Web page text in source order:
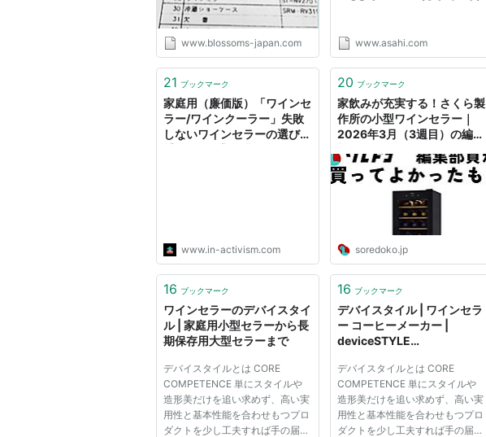
www.blossoms-japan.com www.asahi.com
21 ブックマーク
家庭用（廉価版）「ワインセ
ラー/ワインクーラー」失敗
しないワインセラーの選び方
www.in-activism.com
20 ブックマーク
家飲みが充実する！さくら製
作所の小型ワインセラー｜
2026年3月（3週目）の編集
レドコ
soredoko.jp
16 ブックマーク
ワインセラーのデバイスタイ
ル | 家庭用小型セラーから長
期保存用大型セラーまで
デバイスタイルとは CORE
COMPETENCE 単にスタイルや
造形美だけを追い求めず、高い実
用性と基本性能を合わせもつプロ
ダクトを少し工夫すれば手の届く
16 ブックマーク
デバイスタイル | ワインセラ
ー コーヒーメーカー |
deviceSTYLE
デバイスタイルとは CORE
COMPETENCE 単にスタイルや
造形美だけを追い求めず、高い実
用性と基本性能を合わせもつプロ
ダクトを少し工夫すれば手の届く